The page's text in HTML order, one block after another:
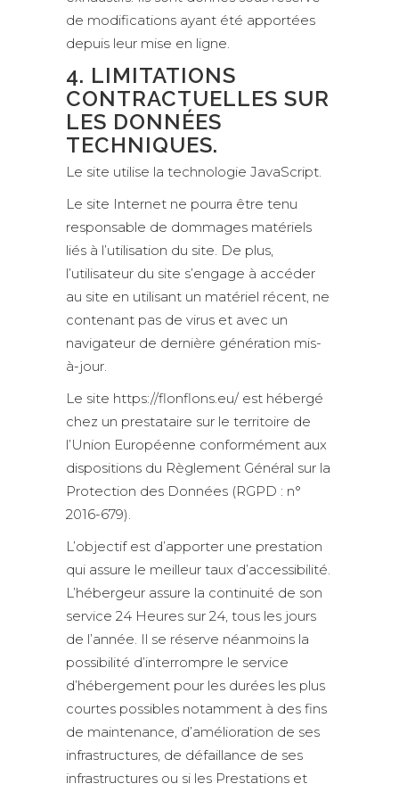
de modifications ayant été apportées
depuis leur mise en ligne.
4. LIMITATIONS
CONTRACTUELLES SUR
LES DONNÉES
TECHNIQUES.
Le site utilise la technologie JavaScript.
Le site Internet ne pourra être tenu
responsable de dommages matériels
liés à l’utilisation du site. De plus,
l’utilisateur du site s’engage à accéder
au site en utilisant un matériel récent, ne
contenant pas de virus et avec un
navigateur de dernière génération mis-
à-jour.
Le site https://flonflons.eu/ est hébergé
chez un prestataire sur le territoire de
l’Union Européenne conformément aux
dispositions du Règlement Général sur la
Protection des Données (RGPD : n°
2016-679).
L’objectif est d’apporter une prestation
qui assure le meilleur taux d’accessibilité.
L’hébergeur assure la continuité de son
service 24 Heures sur 24, tous les jours
de l’année. Il se réserve néanmoins la
possibilité d’interrompre le service
d’hébergement pour les durées les plus
courtes possibles notamment à des fins
de maintenance, d’amélioration de ses
infrastructures, de défaillance de ses
infrastructures ou si les Prestations et